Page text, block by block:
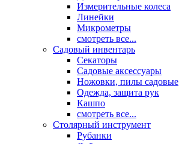
Измерительные колеса
Линейки
Микрометры
смотреть все...
Садовый инвентарь
Секаторы
Садовые аксессуары
Ножовки, пилы садовые
Одежда, защита рук
Кашпо
смотреть все...
Столярный инструмент
Рубанки